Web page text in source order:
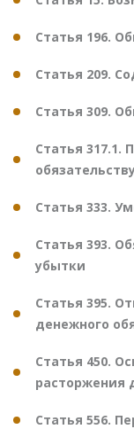
Статья 196.
Статья 209.
Статья 309.
Статья 317.1.
Статья 333.
Статья 393.
убытки
Статья 395.
денежного
Статья 450.
расторжения
Статья 556.